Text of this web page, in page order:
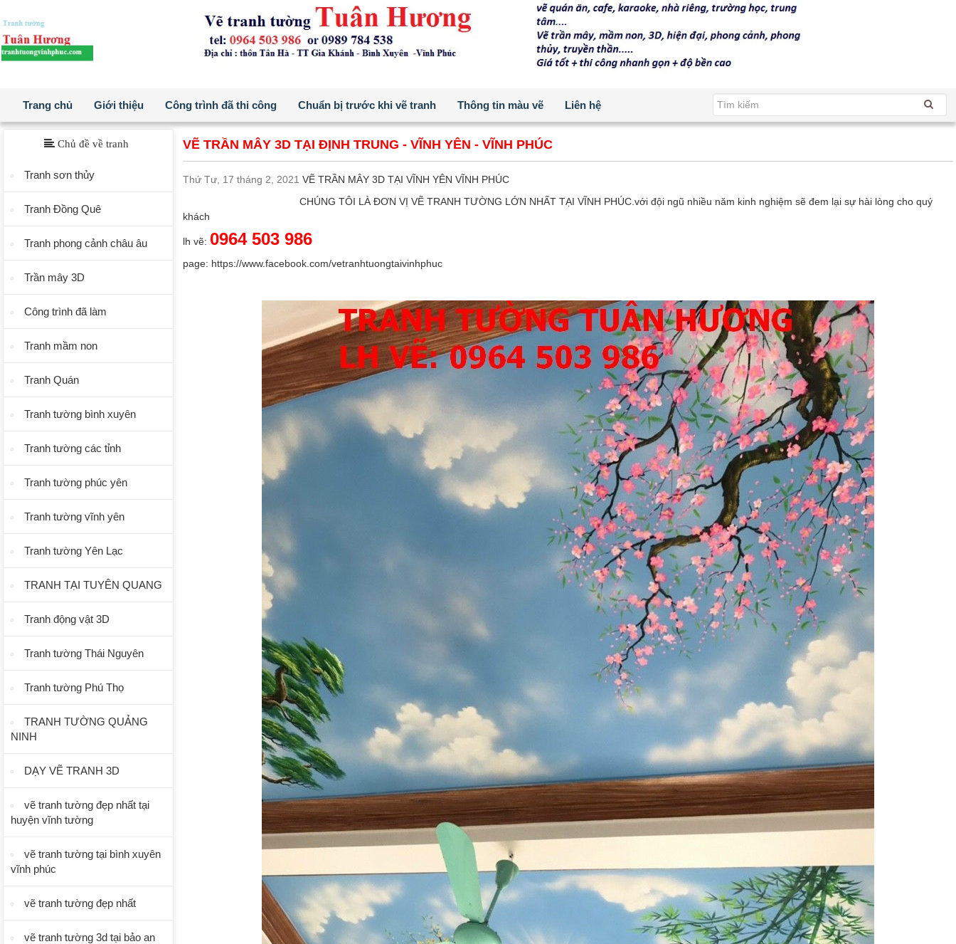
Trang chủ Giới thiệu Công trình đã thi công Chuẩn bị trước khi vẽ tranh Thông tin màu vẽ Liên hệ
VẼ TRẦN MÂY 3D TẠI ĐỊNH TRUNG - VĨNH YÊN - VĨNH PHÚC
Thứ Tư, 17 tháng 2, 2021 VẼ TRẦN MÂY 3D TẠI VĨNH YÊN VĨNH PHÚC
CHÚNG TÔI LÀ ĐƠN VỊ VẼ TRANH TƯỜNG LỚN NHẤT TẠI VĨNH PHÚC.với đội ngũ nhiều năm kinh nghiệm sẽ đem lại sự hài lòng cho quý
khách
lh vẽ: 0964 503 986
page: https://www.facebook.com/vetranhtuongtaivinhphuc
Chủ đề về tranh
Tranh sơn thủy
Tranh Đồng Quê
Tranh phong cảnh châu âu
Trần mây 3D
Công trình đã làm
Tranh mầm non
Tranh Quán
Tranh tường bình xuyên
Tranh tường các tỉnh
Tranh tường phúc yên
Tranh tường vĩnh yên
Tranh tường Yên Lạc
TRANH TẠI TUYÊN QUANG
Tranh động vật 3D
Tranh tường Thái Nguyên
Tranh tường Phú Thọ
TRANH TƯỜNG QUẢNG
NINH
DẠY VẼ TRANH 3D
vẽ tranh tường đẹp nhất tại
huyện vĩnh tường
vẽ tranh tường tại bình xuyên
vĩnh phúc
vẽ tranh tường đẹp nhất
vẽ tranh tường 3d tại bảo an